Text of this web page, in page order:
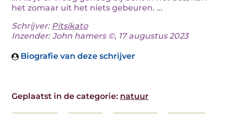
het zomaar uit het niets gebeuren. ...
Schrijver: Pitsikato
Inzender: John hamers ©, 17 augustus 2023
Biografie van deze schrijver
Geplaatst in de categorie: natuur